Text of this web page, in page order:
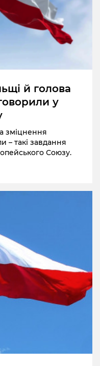
й голова
у
зміцнення
такі завдання
Союзу.